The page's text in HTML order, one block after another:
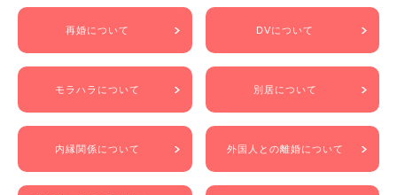
再婚について DVについて
モラハラについて 別居について
内縁関係について 外国人との離婚について